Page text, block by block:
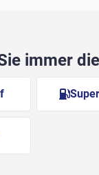
immer